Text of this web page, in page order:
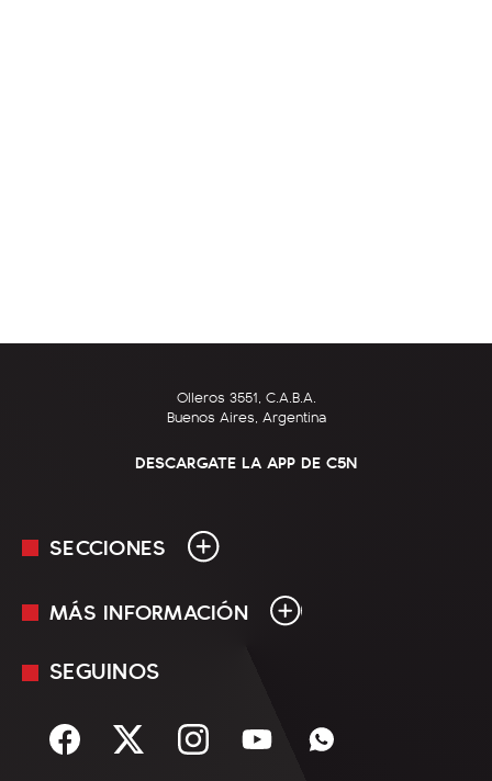
Olleros 3551, C.A.B.A.
Buenos Aires, Argentina
DESCARGATE LA APP DE C5N
SECCIONES
En Vivo
Sociedad
MÁS INFORMACIÓN
Mediakit
Términos y condiciones
SEGUINOS